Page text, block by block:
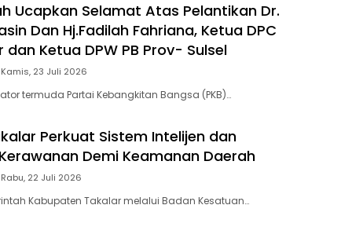
Ucapkan Selamat Atas Pelantikan Dr.
Dan Hj.Fadilah Fahriana, Ketua DPC
dan Ketua DPW PB Prov- Sulsel
Kamis, 23 Juli 2026
termuda Partai Kebangkitan Bangsa (PKB)…
Perkuat Sistem Intelijen dan
Demi Keamanan Daerah
Rabu, 22 Juli 2026
Kabupaten Takalar melalui Badan Kesatuan…